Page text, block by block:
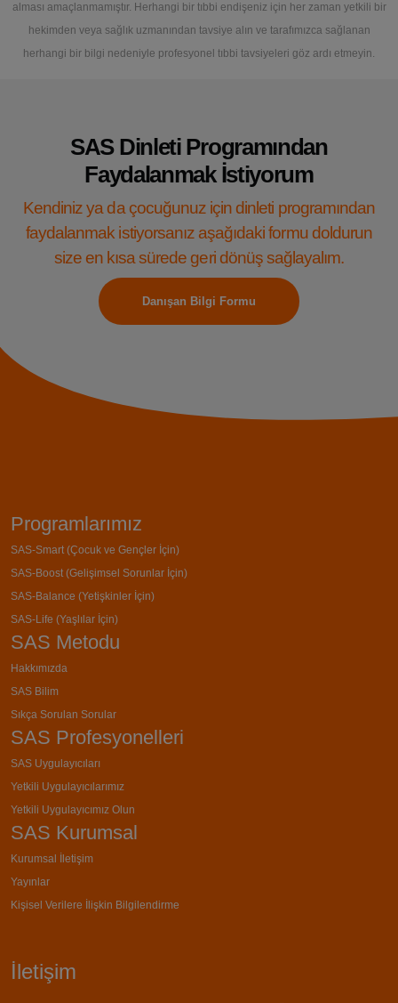
alması amaçlanmamıştır. Herhangi bir tıbbi endişeniz için her zaman yetkili bir
hekimden veya sağlık uzmanından tavsiye alın ve tarafımızca sağlanan
herhangi bir bilgi nedeniyle profesyonel tıbbi tavsiyeleri göz ardı etmeyin.
SAS Dinleti Programından
Faydalanmak İstiyorum
Kendiniz ya da çocuğunuz için dinleti programından
faydalanmak istiyorsanız aşağıdaki formu doldurun
size en kısa sürede geri dönüş sağlayalım.
Danışan Bilgi Formu
Programlarımız
SAS-Smart (Çocuk ve Gençler İçin)
SAS-Boost (Gelişimsel Sorunlar İçin)
SAS-Balance (Yetişkinler İçin)
SAS-Life (Yaşlılar İçin)
SAS Metodu
Hakkımızda
SAS Bilim
Sıkça Sorulan Sorular
SAS Profesyonelleri
SAS Uygulayıcıları
Yetkili Uygulayıcılarımız
Yetkili Uygulayıcımız Olun
SAS Kurumsal
Kurumsal İletişim
Yayınlar
Kişisel Verilere İlişkin Bilgilendirme
İletişim